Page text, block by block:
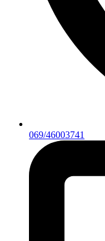
069/46003741